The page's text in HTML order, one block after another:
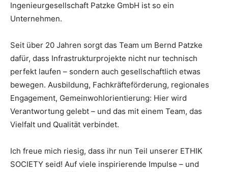
Ingenieurgesellschaft Patzke GmbH ist so ein
Unternehmen.
Seit über 20 Jahren sorgt das Team um Bernd Patzke
dafür, dass Infrastrukturprojekte nicht nur technisch
perfekt laufen – sondern auch gesellschaftlich etwas
bewegen. Ausbildung, Fachkräfteförderung, regionales
Engagement, Gemeinwohlorientierung: Hier wird
Verantwortung gelebt – und das mit einem Team, das
Vielfalt und Qualität verbindet.
Ich freue mich riesig, dass ihr nun Teil unserer ETHIK
SOCIETY seid! Auf viele inspirierende Impulse – und